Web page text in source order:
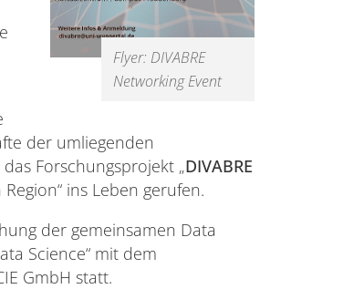
Flyer: DIVABRE
Networking Event
der umliegenden
Forschungsprojekt „DIVABRE
ins Leben gerufen.
der gemeinsamen Data
Science“ mit dem
GmbH statt.